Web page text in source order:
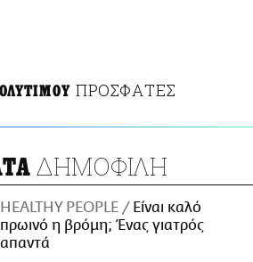
ΠΡΟΣΦΑΤΕΣ
ΔΗΜΟΦΙΛΗ
HEALTHY PEOPLE
Είναι καλό
πρωινό η βρόμη; Ένας γιατρός
απαντά